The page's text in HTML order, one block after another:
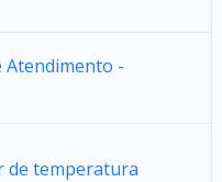
Atendimento -
de temperatura